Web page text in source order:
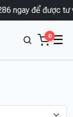
ngay để được tư
0 ☰